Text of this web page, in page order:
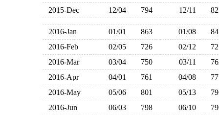
2015-Dec
12/04 794 12/11
2016-Jan 01/01 863 01/08
2016-Feb
02/05 726 02/12
2016-Mar
03/04 750 03/11
2016-Apr
04/01 761 04/08
2016-May
05/06 801 05/13
2016-Jun
06/03 798 06/10